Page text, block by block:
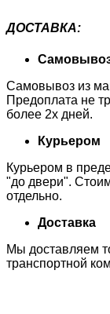
ДОСТАВКА:
Самовывоз из
Предоплата не
более 2х дней.
Курьером
Курьером в
"до двери".
отдельно.
Доставка
Мы доставляем
транспортной